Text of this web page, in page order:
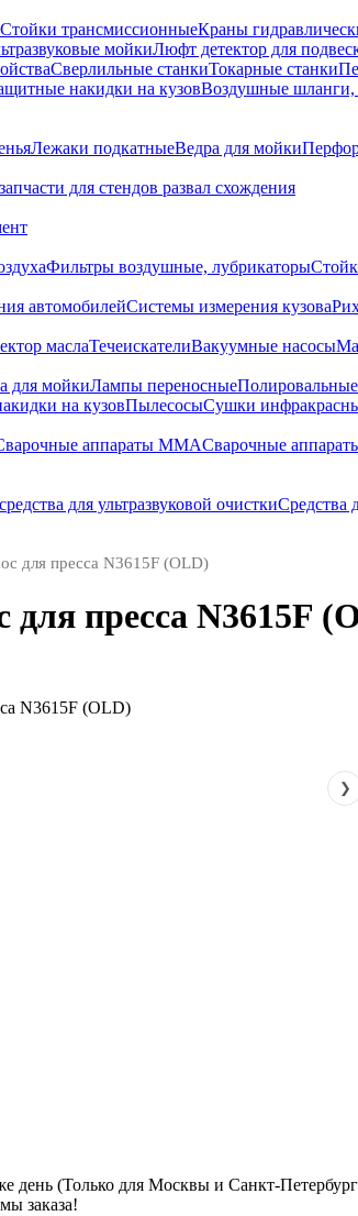
Стойки трансмиссионныеКраны
мойкиЛюфт детектор для
Сверлильные станкиТокарные станки
накидки на кузовВоздушные шланги,
Лежаки подкатныеВедра для мойки
для стендов развал схождения
Фильтры воздушные, лубрикаторы
автомобилейСистемы измерения кузова
маслаТечеискателиВакуумные насосы
для мойкиЛампы переносные
на кузовПылесосыСушки
аппараты MMAСварочные
для ультразвуковой очисткиСредства
для пресса N3615F (OLD)
пресса N3615F
❯
день (Только для Москвы и Санкт-
заказа!